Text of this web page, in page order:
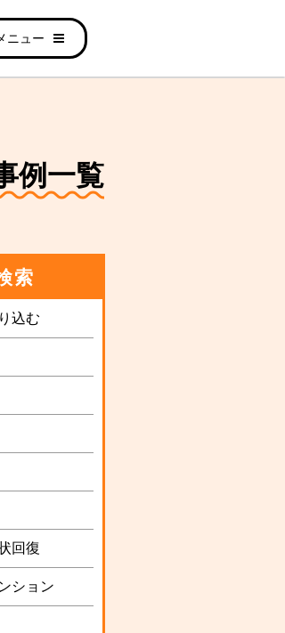
ニュー
例一覧
索
込む
回復
ション